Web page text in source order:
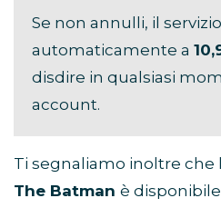
Se non annulli, il
automaticamente a
disdire in qualsiasi
account.
Ti segnaliamo inoltre che
The Batman è